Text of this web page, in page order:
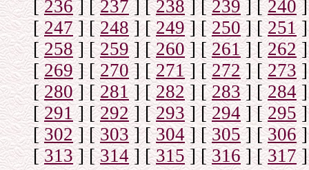
[236] [237] [238] [239] [240]
[247] [248] [249] [250] [251]
[258] [259] [260] [261] [262]
[269] [270] [271] [272] [273]
[280] [281] [282] [283] [284]
[291] [292] [293] [294] [ 295]
[302] [303] [304] [305] [306]
[313] [314] [315] [316] [317]